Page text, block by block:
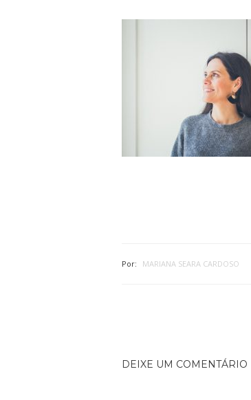
Por: MARIANA SEARA CARDOSO
DEIXE UM COMENTÁRIO